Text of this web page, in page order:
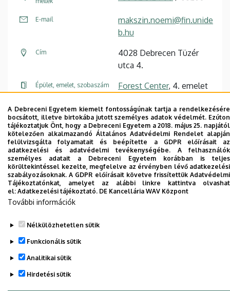
E-mail
makszin.noemi@fin.unide
b.hu
Cím
4028 Debrecen Tüzér
utca 4.
Épület, emelet, szobaszám Forest Center, 4. emelet
Dolgozói adatmódosítás igénylése a DE
telefonkönyvében|Külső személyek rögzítése a
DE telefonkönyvében|Súgó|Hibabejelentés
A Debreceni Egyetem kiemelt fontosságúnak tartja a rendelkezésére
bocsátott, illetve birtokába jutott személyes adatok védelmét. Ezúton
tájékoztatjuk Önt, hogy a Debreceni Egyetem a 2018. május 25. napjától
kötelezően alkalmazandó Általános Adatvédelmi Rendelet alapján
felülvizsgálta folyamatait és beépítette a GDPR előírásait az
adatkezelési és adatvédelmi tevékenységébe. A felhasználók
személyes adatait a Debreceni Egyetem korábban is teljes
körültekintéssel kezelte, megfelelve az érvényben lévő adatkezelési
szabályozásoknak. A GDPR előírásait követve frissítettük Adatvédelmi
Tájékoztatónkat, amelyet az alábbi linkre kattintva olvashat
el: Adatkezelési tájékoztató. DE Kancellária WAV Központ
További információk
Nélkülözhetetlen sütik
Funkcionális sütik
Analitikai sütik
Hirdetési sütik